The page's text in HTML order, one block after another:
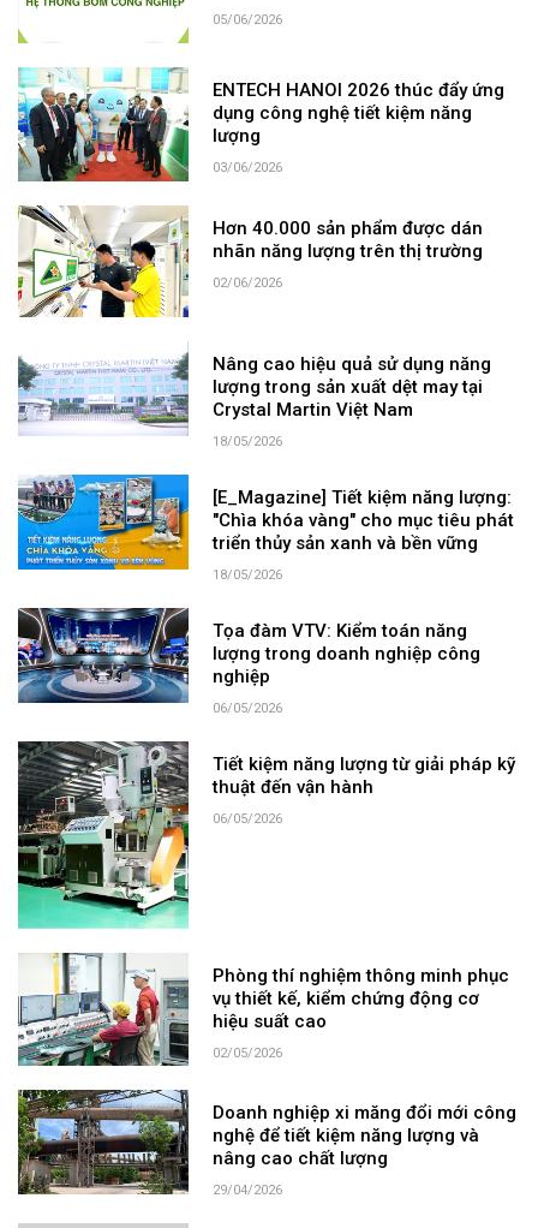
05/06/2026
ENTECH HANOI 2026 thúc đẩy ứng
dụng công nghệ tiết kiệm năng
lượng
03/06/2026
Hơn 40.000 sản phẩm được dán
nhãn năng lượng trên thị trường
02/06/2026
Nâng cao hiệu quả sử dụng năng
lượng trong sản xuất dệt may tại
Crystal Martin Việt Nam
18/05/2026
[E_Magazine] Tiết kiệm năng lượng:
"Chìa khóa vàng" cho mục tiêu phát
triển thủy sản xanh và bền vững
18/05/2026
Tọa đàm VTV: Kiểm toán năng
lượng trong doanh nghiệp công
nghiệp
06/05/2026
Tiết kiệm năng lượng từ giải pháp kỹ
thuật đến vận hành
06/05/2026
Phòng thí nghiệm thông minh phục
vụ thiết kế, kiểm chứng động cơ
hiệu suất cao
02/05/2026
Doanh nghiệp xi măng đổi mới công
nghệ để tiết kiệm năng lượng và
nâng cao chất lượng
29/04/2026